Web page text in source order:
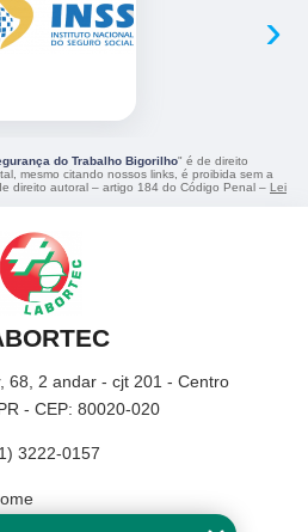
›
do Trabalho Bigorilho" é de direito
mesmo citando nossos links, é proibida sem a
direito autoral – artigo 184 do Código Penal – Lei
68, 2 andar - cjt 201 - Centro
- CEP: 80020-020
3222-0157